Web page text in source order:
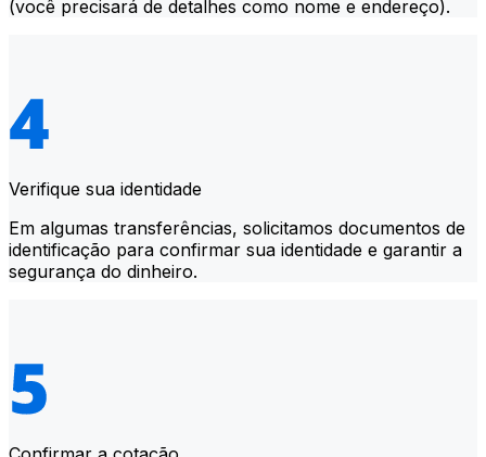
(você precisará de detalhes como nome e endereço).
Verifique sua identidade
Em algumas transferências, solicitamos documentos de
identificação para confirmar sua identidade e garantir a
segurança do dinheiro.